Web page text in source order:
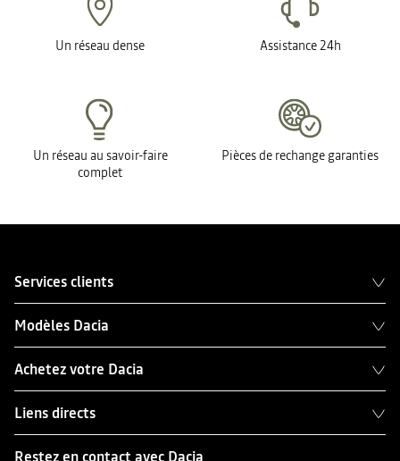
Un réseau dense Assistance 24h
Un réseau au savoir-faire
complet
Pièces de rechange garanties
Services clients
Modèles Dacia
Achetez votre Dacia
Liens directs
Restez en contact avec Dacia